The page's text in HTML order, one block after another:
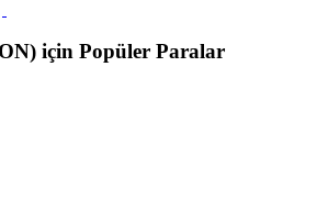
için Popüler Paralar